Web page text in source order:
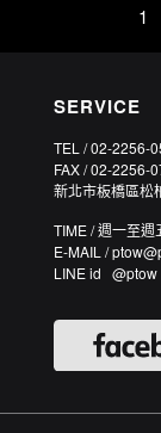
1
SERVICE
TEL / 02-2256-
FAX / 02-2256-
新北市板橋區松
TIME / 週一至
E-MAIL /
LINE id @ptow